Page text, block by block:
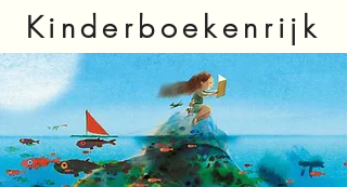
Kinderboekenrijk